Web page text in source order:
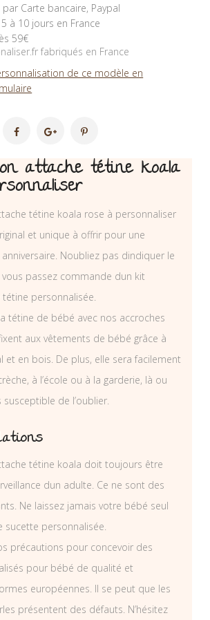
Carte bancaire, Paypal
à 10 jours en France
59€
fabriqués en France
de ce modèle en
attache tétine koala
tétine koala rose à personnaliser
et unique à offrir pour une
Noubliez pas dindiquer le
passez commande dun kit
personnalisée.
tétine de bébé avec nos accroches
aux vêtements de bébé grâce à
et en bois. De plus, elle sera facilement
à l’école ou à la garderie, là ou
de l’oublier.
tétine koala doit toujours être
dun adulte. Ce ne sont des
Ne laissez jamais votre bébé seul
sucette personnalisée.
précautions pour concevoir des
pour bébé de qualité et
européennes. Il se peut que les
présentent des défauts. N’hésitez